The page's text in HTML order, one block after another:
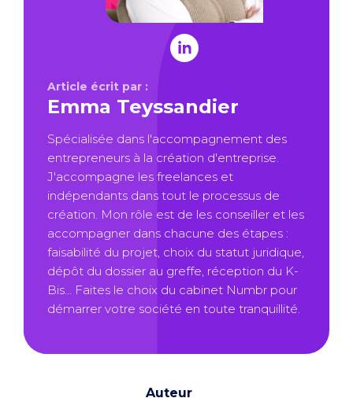
Article écrit par :
Emma Teyssandier
Spécialisée dans l'accompagnement des
entrepreneurs à la création d'entreprise.
J'accompagne les freelances et
indépendants dans tout le processus de
création. Mon rôle est de les conseiller et les
accompagner dans chacune des étapes :
faisabilité du projet, choix du statut juridique,
dépôt du dossier au greffe, réception du K-
Bis... Faites le choix du cabinet Numbr pour
démarrer votre société en toute tranquillité.
Auteur